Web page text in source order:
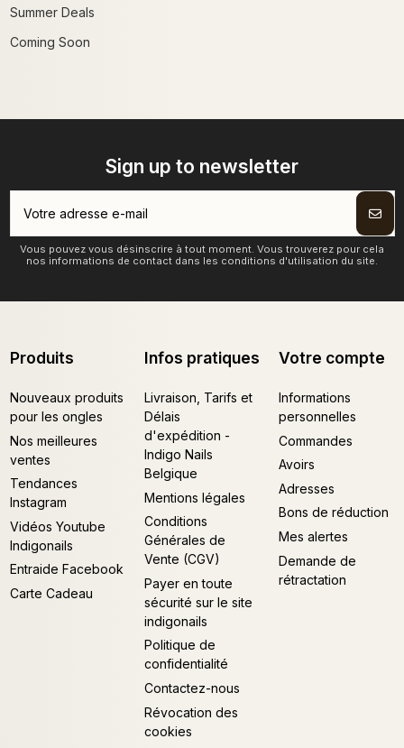
Summer Deals
Coming Soon
Sign up to newsletter
Vous pouvez vous désinscrire à tout moment. Vous trouverez pour cela
nos informations de contact dans les conditions d'utilisation du site.
Produits
Nouveaux produits
pour les ongles
Nos meilleures
ventes
Tendances
Instagram
Vidéos Youtube
Indigonails
Entraide Facebook
Carte Cadeau
Infos pratiques
Livraison, Tarifs et
Délais
d'expédition -
Indigo Nails
Belgique
Mentions légales
Conditions
Générales de
Vente (CGV)
Payer en toute
sécurité sur le site
indigonails
Politique de
confidentialité
Contactez-nous
Révocation des
cookies
Votre compte
Informations
personnelles
Commandes
Avoirs
Adresses
Bons de réduction
Mes alertes
Demande de
rétractation